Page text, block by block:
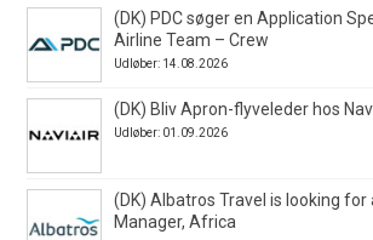
(DK) PDC søger en Application
Airline Team – Crew
Udløber: 14.08.2026
(DK) Bliv Apron-flyveleder hos
Udløber: 01.09.2026
(DK) Albatros Travel is looking for
Manager, Africa